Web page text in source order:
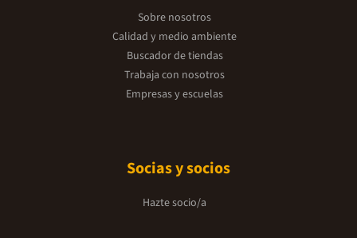
Sobre nosotros
Calidad y medio ambiente
Buscador de tiendas
Trabaja con nosotros
Empresas y escuelas
Socias y socios
Hazte socio/a